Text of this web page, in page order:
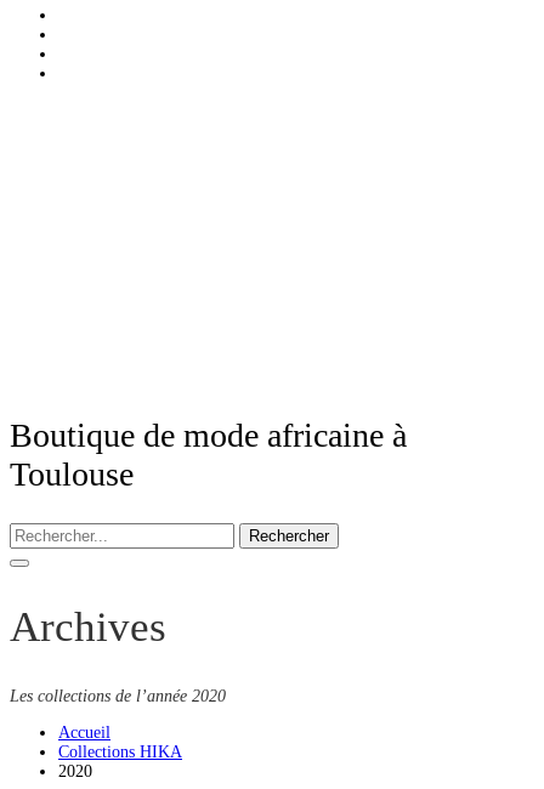
Boutique de mode africaine à
Toulouse
Rechercher
Archives
Les collections de l’année 2020
Accueil
Collections HIKA
2020